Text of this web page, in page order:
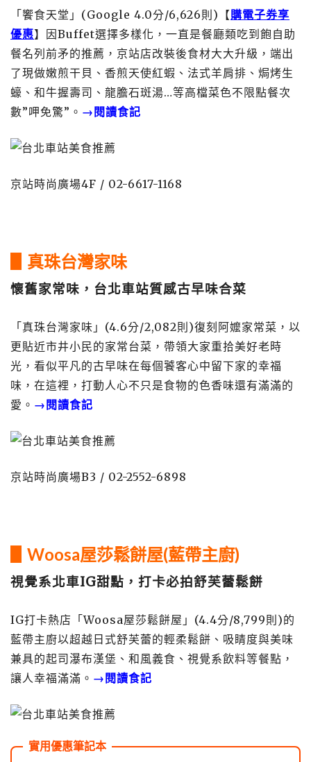
「饗食天堂」(Google 4.0分/6,626則)【購電子券享
優惠】因Buffet選擇多樣化，一直是餐廳類吃到飽自助
餐名列前矛的推薦，京站店改裝後食材大大升級，端出
了現做嫩煎干貝、香煎天使紅蝦、法式羊肩排、焗烤生
蠔、和牛握壽司、龍膽石斑湯…等高檔菜色不限點餐次
數”呷免驚”。 →閱讀食記
京站時尚廣場4F / 02-6617-1168
▋真珠台灣家味
懷舊家常味，台北車站質感古早味合菜
「真珠台灣家味」(4.6分/2,082則)復刻阿嬤家常菜，以
更貼近市井小民的家常台菜，帶領大家重拾美好老時
光，看似平凡的古早味在每個饕客心中留下家的幸福
味，在這裡，打動人心不只是食物的色香味還有滿滿的
愛。 →閱讀食記
京站時尚廣場B3 / 02-2552-6898
▋Woosa屋莎鬆餅屋(藍帶主廚)
視覺系北車IG甜點，打卡必拍舒芙蕾鬆餅
IG打卡熱店「Woosa屋莎鬆餅屋」(4.4分/8,799則)的
藍帶主廚以超越日式舒芙蕾的輕柔鬆餅、吸睛度與美味
兼具的起司瀑布漢堡、和風義食、視覺系飲料等餐點，
讓人幸福滿滿。 →閱讀食記